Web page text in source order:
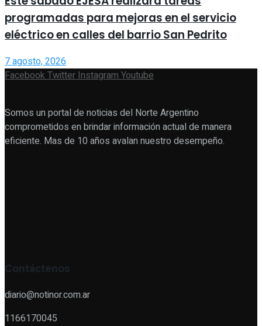
programadas para mejoras en el servicio
eléctrico en calles del barrio San Pedrito
7 agosto, 2026
FacebookTwitterInstagramYoutube
Somos un portal de noticias del Norte Argentino
comprometidos en brindar información actual de manera
eficiente. Mas de 10 años avalan nuestro desempeño.
Contáctenos
diario@notinor.com.ar
1166170045